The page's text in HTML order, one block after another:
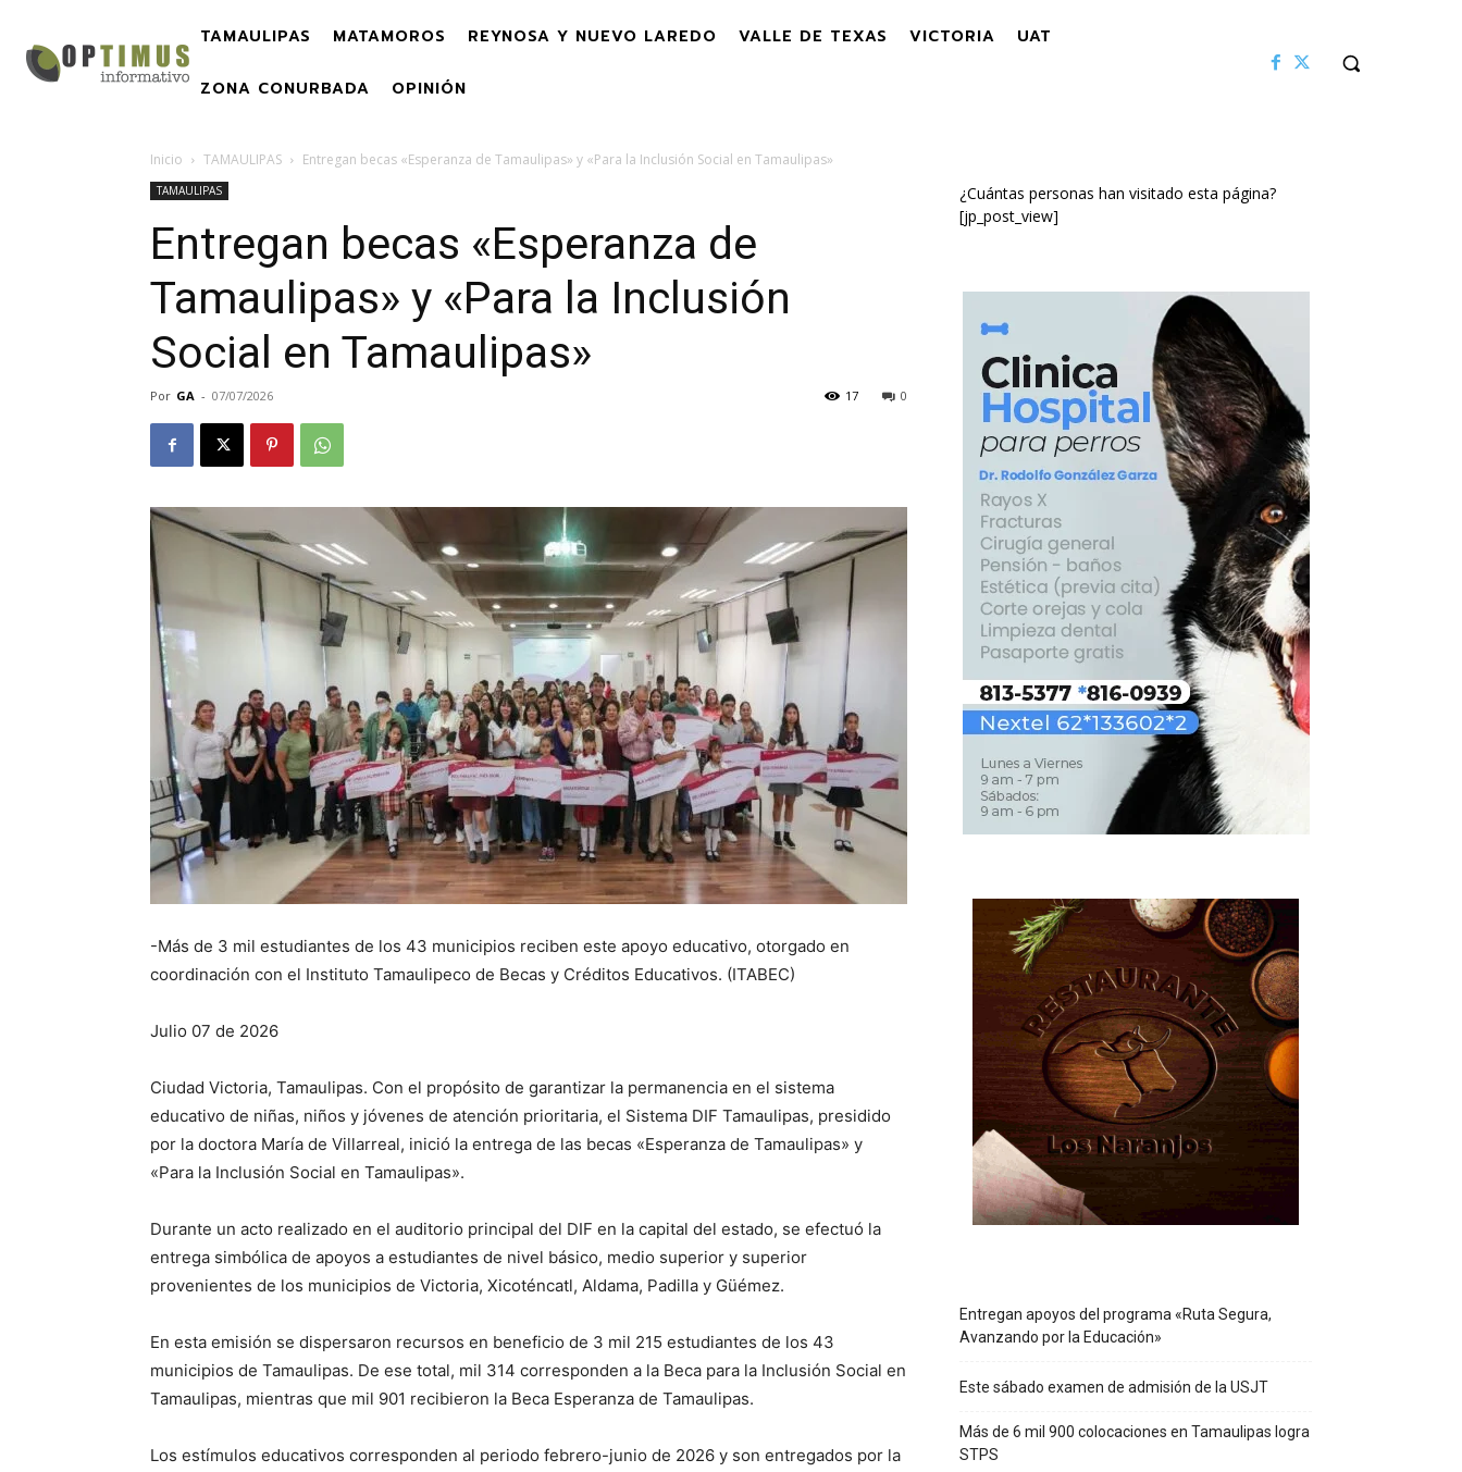
TAMAULIPAS MATAMOROS REYNOSA Y NUEVO LAREDO VALLE DE TEXAS VICTORIA UAT
ZONA CONURBADA OPINIÓN
Inicio TAMAULIPAS Entregan becas «Esperanza de Tamaulipas» y «Para la Inclusión Social en Tamaulipas»
TAMAULIPAS
Entregan becas «Esperanza de
Tamaulipas» y «Para la Inclusión
Social en Tamaulipas»
Por GA - 07/07/2026 0
17
-Más de 3 mil estudiantes de los 43 municipios reciben este apoyo educativo, otorgado en
coordinación con el Instituto Tamaulipeco de Becas y Créditos Educativos. (ITABEC)
Julio 07 de 2026
Ciudad Victoria, Tamaulipas. Con el propósito de garantizar la permanencia en el sistema
educativo de niñas, niños y jóvenes de atención prioritaria, el Sistema DIF Tamaulipas, presidido
por la doctora María de Villarreal, inició la entrega de las becas «Esperanza de Tamaulipas» y
«Para la Inclusión Social en Tamaulipas».
Durante un acto realizado en el auditorio principal del DIF en la capital del estado, se efectuó la
entrega simbólica de apoyos a estudiantes de nivel básico, medio superior y superior
provenientes de los municipios de Victoria, Xicoténcatl, Aldama, Padilla y Güémez.
En esta emisión se dispersaron recursos en beneficio de 3 mil 215 estudiantes de los 43
municipios de Tamaulipas. De ese total, mil 314 corresponden a la Beca para la Inclusión Social en
Tamaulipas, mientras que mil 901 recibieron la Beca Esperanza de Tamaulipas.
Los estímulos educativos corresponden al periodo febrero-junio de 2026 y son entregados por la
¿Cuántas personas han visitado esta página?
[jp_post_view]
Entregan apoyos del programa «Ruta Segura,
Avanzando por la Educación»
Este sábado examen de admisión de la USJT
Más de 6 mil 900 colocaciones en Tamaulipas logra
STPS